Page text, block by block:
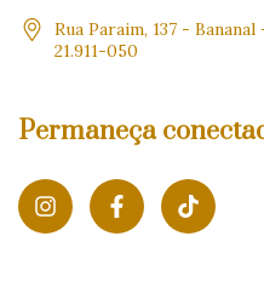
Rua Paraim, 137 -
21.911-050
Permaneça